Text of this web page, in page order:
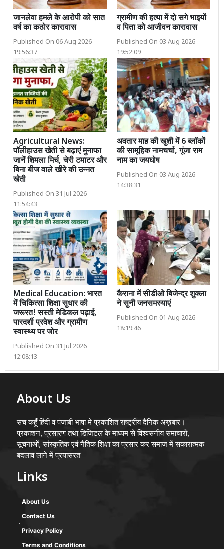
जानलेवा हमले के आरोपी को सात
वर्ष का कठोर कारावास
Published On 06 Aug 2026
19:56:37
ग्रामीण की हत्या में दो सगे भाइयों
व पिता को आजीवन कारावास
Published On 03 Aug 2026
19:52:09
Agricultural News:
पॉलीहाउस खेती से बढ़ाएं मुनाफा
जानें शिमला मिर्च, चेरी टमाटर और
बिना बीज वाले खीरे की उन्नत
खेती
Published On 31 Jul 2026
11:54:43
अवतार माह की खुशी में 6 ब्लॉकों
की सामूहिक नामचर्चा, गूंजा राम
नाम का जयघोष
Published On 03 Aug 2026
14:38:31
Medical Education: भारत
में चिकित्सा शिक्षा सुधार की
जरूरत! सस्ती मेडिकल पढ़ाई,
पारदर्शी प्रवेश और ग्रामीण
स्वास्थ्य पर जोर
Published On 31 Jul 2026
12:08:13
कैराना में सीडीओ बिजेन्द्र शुक्ला
ने सुनी जनसमस्याएं
Published On 01 Aug 2026
18:19:46
About Us
सच कहूँ हिंदी व पंजाबी भाषा मे प्रकाशित राष्ट्रीय दैनिक अख़बार।
प्रकाशन, प्रसारण तथा डिजिटल के माध्यम से विश्वसनीय समाचारों,
सूचनाओं, सांस्कृतिक एवं नैतिक शिक्षा का प्रसार कर समाज में सकारात्मक
बदलाव लाने में प्रयासरत
Links
About Us
Contact Us
Privacy Policy
Terms and Conditions